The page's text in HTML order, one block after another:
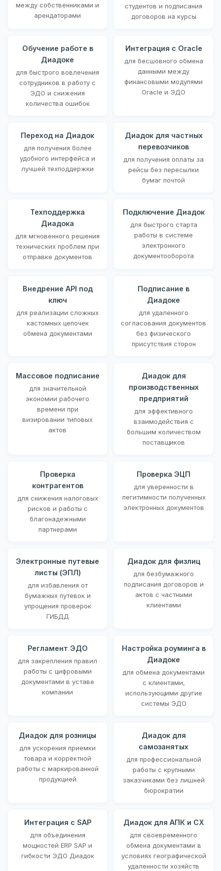
между собственниками и
арендаторами
студентов и подписания
договоров на курсы
Обучение работе в
Диадоке
для быстрого вовлечения
сотрудников в работу с
ЭДО и снижения
количества ошибок
Интеграция с Oracle
для бесшовного обмена
данными между
финансовыми модулями
Oracle и ЭДО
Переход на Диадок
для получения более
удобного интерфейса и
лучшей техподдержки
Диадок для частных
перевозчиков
для получения оплаты за
рейсы без пересылки
бумаг почтой
Техподдержка
Диадока
для мгновенного решения
технических проблем при
отправке документов
Подключение Диадок
для быстрого старта
работы в системе
электронного
документооборота
Внедрение API под
ключ
для реализации сложных
кастомных цепочек
обмена документами
Подписание в
Диадоке
для удаленного
согласования документов
без физического
присутствия сторон
Массовое подписание
для значительной
экономии рабочего
времени при
визировании типовых
актов
Диадок для
производственных
предприятий
для эффективного
взаимодействия с
большим количеством
поставщиков
Проверка
контрагентов
для снижения налоговых
рисков и работы с
благонадежными
партнерами
Проверка ЭЦП
для уверенности в
легитимности полученных
электронных документов
Электронные путевые
листы (ЭПЛ)
для избавления от
бумажных путевок и
упрощения проверок
ГИБДД
Диадок для физлиц
для безбумажного
подписания договоров и
актов с частными
клиентами
Регламент ЭДО
для закрепления правил
работы с цифровыми
документами в уставе
компании
Настройка роуминга в
Диадоке
для обмена документами
с клиентами,
использующими другие
системы ЭДО
Диадок для розницы
для ускорения приемки
товара и корректной
работы с маркированной
продукцией
Диадок для
самозанятых
для профессиональной
работы с крупными
заказчиками без лишней
бюрократии
Интеграция с SAP
для объединения
мощностей ERP SAP и
гибкости ЭДО Диадок
Диадок для АПК и СХ
для своевременного
обмена документами в
условиях географической
удаленности хозяйств